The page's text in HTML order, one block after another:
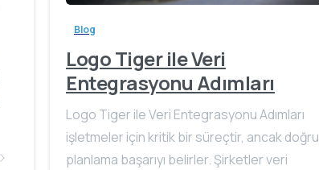
Blog
Logo Tiger ile Veri
Entegrasyonu Adımları
Logo Tiger ile Veri Entegrasyonu Adımları
işletmeler için kritik bir süreçtir, ancak doğru
planlama başarıyı belirler. Şirketler veri